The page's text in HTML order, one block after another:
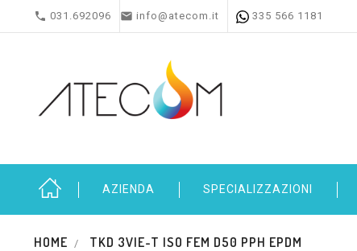
 031.692096  info@atecom.it 335 566 1181
AZIENDA SPECIALIZZAZIONI
HOME TKD 3VIE-T ISO FEM D50 PPH EPDM